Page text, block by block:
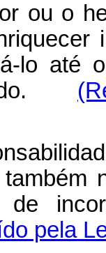
ou o
lo até
de
pela